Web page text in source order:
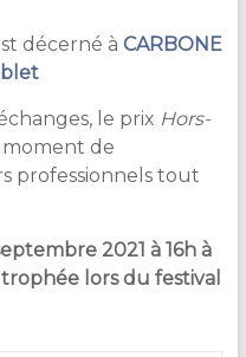
décerné à CARBONE
le prix Hors-
de
professionnels tout
2021 à 16h à
lors du festival